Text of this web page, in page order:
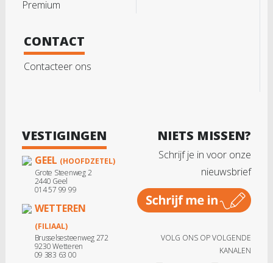
Premium
CONTACT
Contacteer ons
VESTIGINGEN
GEEL (HOOFDZETEL)
Grote Steenweg 2
2440 Geel
014 57 99 99
WETTEREN
(FILIAAL)
Brusselsesteenweg 272
9230 Wetteren
09 383 63 00
NIETS MISSEN?
Schrijf je in voor onze
nieuwsbrief
VOLG ONS OP VOLGENDE
KANALEN